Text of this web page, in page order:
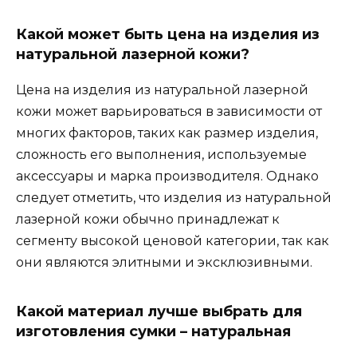
Какой может быть цена на изделия из
натуральной лазерной кожи?
Цена на изделия из натуральной лазерной
кожи может варьироваться в зависимости от
многих факторов, таких как размер изделия,
сложность его выполнения, используемые
аксессуары и марка производителя. Однако
следует отметить, что изделия из натуральной
лазерной кожи обычно принадлежат к
сегменту высокой ценовой категории, так как
они являются элитными и эксклюзивными.
Какой материал лучше выбрать для
изготовления сумки – натуральная